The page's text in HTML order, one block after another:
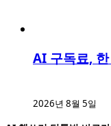
AI 구독료,
2026년 8월 5일